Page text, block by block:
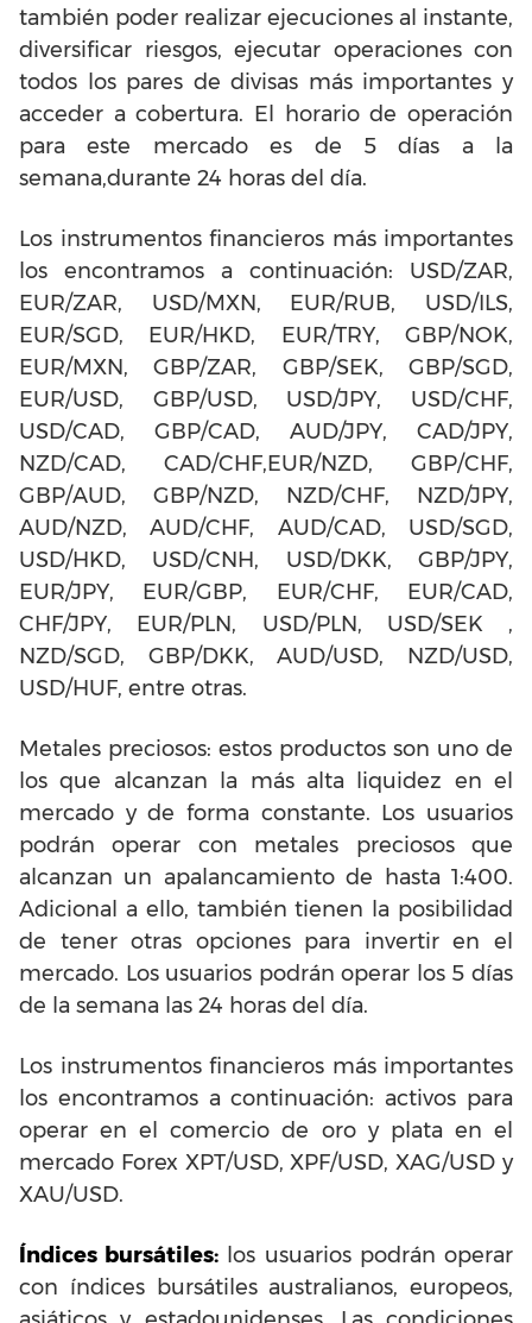
también poder realizar ejecuciones al instante,
diversificar riesgos, ejecutar operaciones con
todos los pares de divisas más importantes y
acceder a cobertura. El horario de operación
para este mercado es de 5 días a la
semana,durante 24 horas del día.
Los instrumentos financieros más importantes
los encontramos a continuación: USD/ZAR,
EUR/ZAR, USD/MXN, EUR/RUB, USD/ILS,
EUR/SGD, EUR/HKD, EUR/TRY, GBP/NOK,
EUR/MXN, GBP/ZAR, GBP/SEK, GBP/SGD,
EUR/USD, GBP/USD, USD/JPY, USD/CHF,
USD/CAD, GBP/CAD, AUD/JPY, CAD/JPY,
NZD/CAD, CAD/CHF,EUR/NZD, GBP/CHF,
GBP/AUD, GBP/NZD, NZD/CHF, NZD/JPY,
AUD/NZD, AUD/CHF, AUD/CAD, USD/SGD,
USD/HKD, USD/CNH, USD/DKK, GBP/JPY,
EUR/JPY, EUR/GBP, EUR/CHF, EUR/CAD,
CHF/JPY, EUR/PLN, USD/PLN, USD/SEK ,
NZD/SGD, GBP/DKK, AUD/USD, NZD/USD,
USD/HUF, entre otras.
Metales preciosos: estos productos son uno de
los que alcanzan la más alta liquidez en el
mercado y de forma constante. Los usuarios
podrán operar con metales preciosos que
alcanzan un apalancamiento de hasta 1:400.
Adicional a ello, también tienen la posibilidad
de tener otras opciones para invertir en el
mercado. Los usuarios podrán operar los 5 días
de la semana las 24 horas del día.
Los instrumentos financieros más importantes
los encontramos a continuación: activos para
operar en el comercio de oro y plata en el
mercado Forex XPT/USD, XPF/USD, XAG/USD y
XAU/USD.
Índices bursátiles: los usuarios podrán operar
con índices bursátiles australianos, europeos,